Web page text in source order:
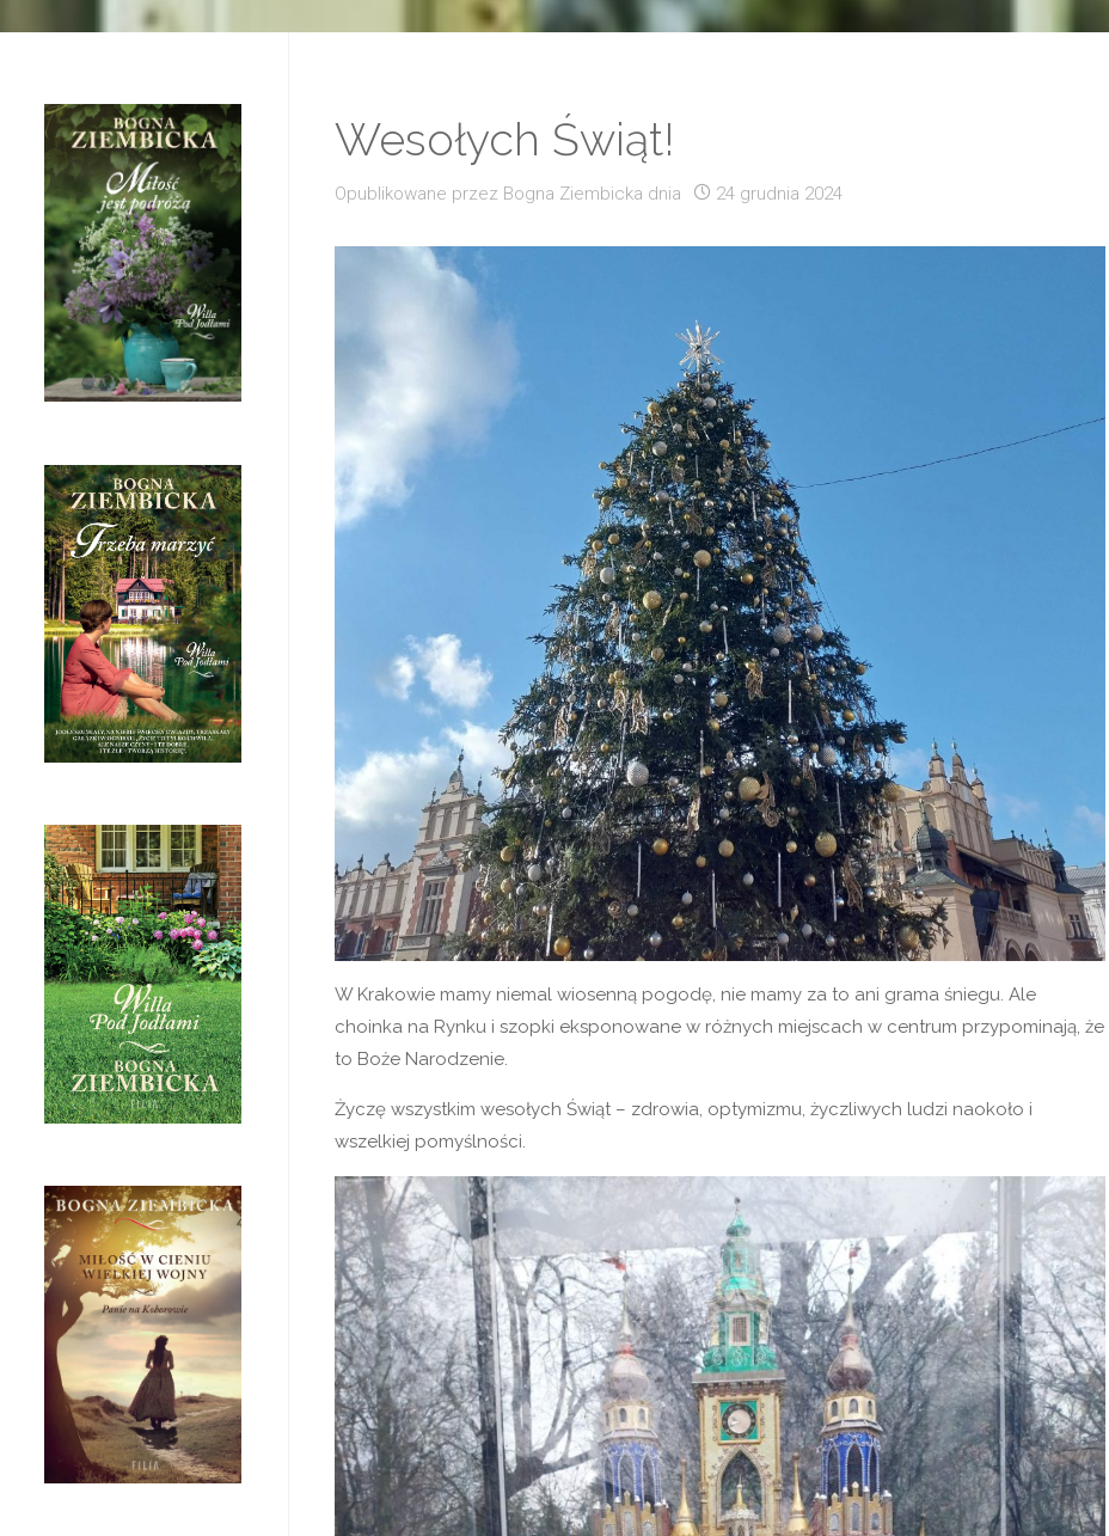
Wesołych Świąt!
Opublikowane przez Bogna Ziembicka dnia 24 grudnia 2024
W Krakowie mamy niemal wiosenną pogodę, nie mamy za to ani grama śniegu. Ale
choinka na Rynku i szopki eksponowane w różnych miejscach w centrum przypominają, że
to Boże Narodzenie.
Życzę wszystkim wesołych Świąt – zdrowia, optymizmu, życzliwych ludzi naokoło i
wszelkiej pomyślności.